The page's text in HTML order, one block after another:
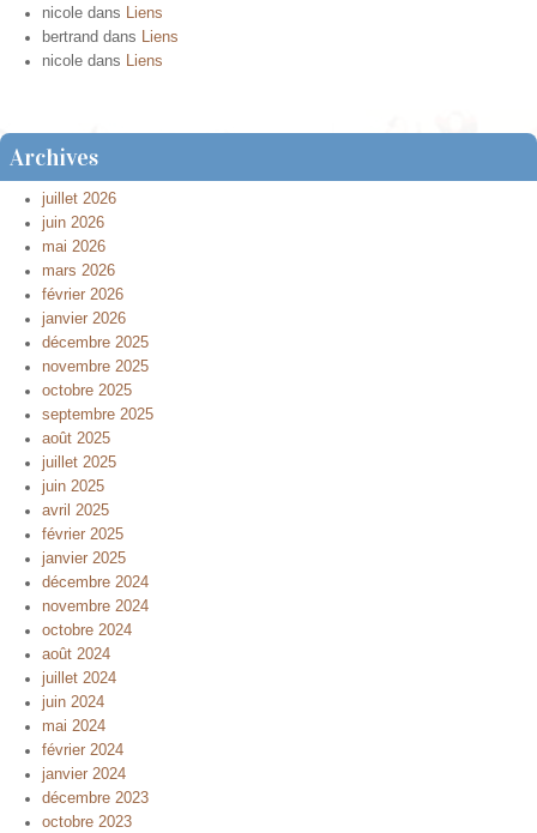
nicole dans Liens
bertrand dans Liens
nicole dans Liens
Archives
juillet 2026
juin 2026
mai 2026
mars 2026
février 2026
janvier 2026
décembre 2025
novembre 2025
octobre 2025
septembre 2025
août 2025
juillet 2025
juin 2025
avril 2025
février 2025
janvier 2025
décembre 2024
novembre 2024
octobre 2024
août 2024
juillet 2024
juin 2024
mai 2024
février 2024
janvier 2024
décembre 2023
octobre 2023